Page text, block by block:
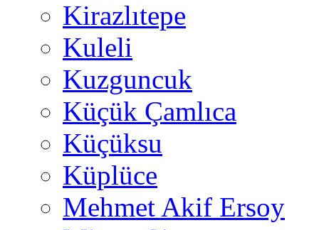
Kirazlıtepe
Kuleli
Kuzguncuk
Küçük Çamlıca
Küçüksu
Küplüce
Mehmet Akif Ersoy